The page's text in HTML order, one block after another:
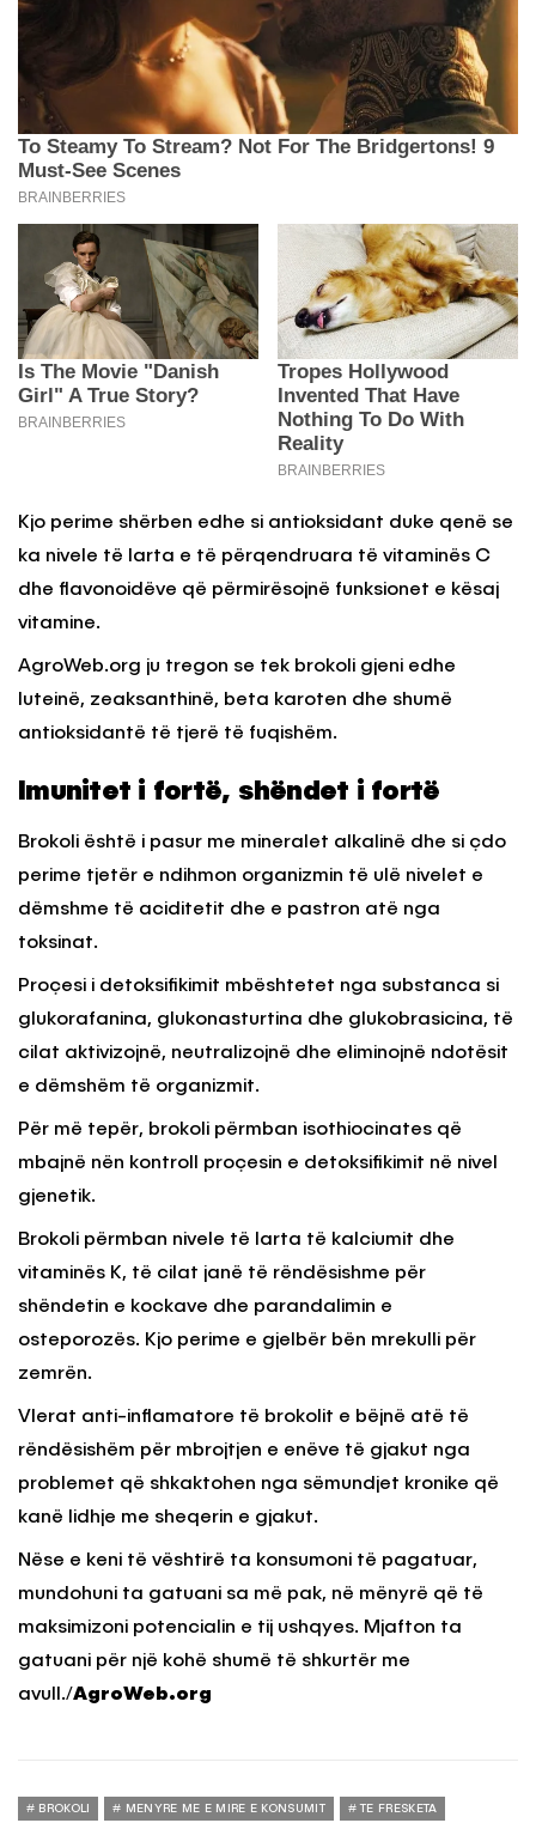
Kjo perime shërben edhe si antioksidant duke qenë se
ka nivele të larta e të përqendruara të vitaminës C
dhe flavonoidëve që përmirësojnë funksionet e kësaj
vitamine.
AgroWeb.org ju tregon se tek brokoli gjeni edhe
luteinë, zeaksanthinë, beta karoten dhe shumë
antioksidantë të tjerë të fuqishëm.
Imunitet i fortë, shëndet i fortë
Brokoli është i pasur me mineralet alkalinë dhe si çdo
perime tjetër e ndihmon organizmin të ulë nivelet e
dëmshme të aciditetit dhe e pastron atë nga
toksinat.
Proçesi i detoksifikimit mbështetet nga substanca si
glukorafanina, glukonasturtina dhe glukobrasicina, të
cilat aktivizojnë, neutralizojnë dhe eliminojnë ndotësit
e dëmshëm të organizmit.
Për më tepër, brokoli përmban isothiocinates që
mbajnë nën kontroll proçesin e detoksifikimit në nivel
gjenetik.
Brokoli përmban nivele të larta të kalciumit dhe
vitaminës K, të cilat janë të rëndësishme për
shëndetin e kockave dhe parandalimin e
osteporozës. Kjo perime e gjelbër bën mrekulli për
zemrën.
Vlerat anti-inflamatore të brokolit e bëjnë atë të
rëndësishëm për mbrojtjen e enëve të gjakut nga
problemet që shkaktohen nga sëmundjet kronike që
kanë lidhje me sheqerin e gjakut.
Nëse e keni të vështirë ta konsumoni të pagatuar,
mundohuni ta gatuani sa më pak, në mënyrë që të
maksimizoni potencialin e tij ushqyes. Mjafton ta
gatuani për një kohë shumë të shkurtër me
avull./AgroWeb.org
BROKOLI MENYRE ME E MIRE E KONSUMIT TE FRESKETA